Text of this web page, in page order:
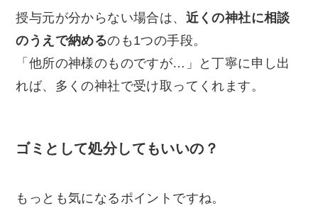
授与元が分からない場合は、 近くの神社に相談
のうえで納めるのも1つの手段。
「他所の神様のものですが…」と丁寧に申し出
れば、多くの神社で受け取ってくれます。
ゴミとして処分してもいいの？
もっとも気になるポイントですね。